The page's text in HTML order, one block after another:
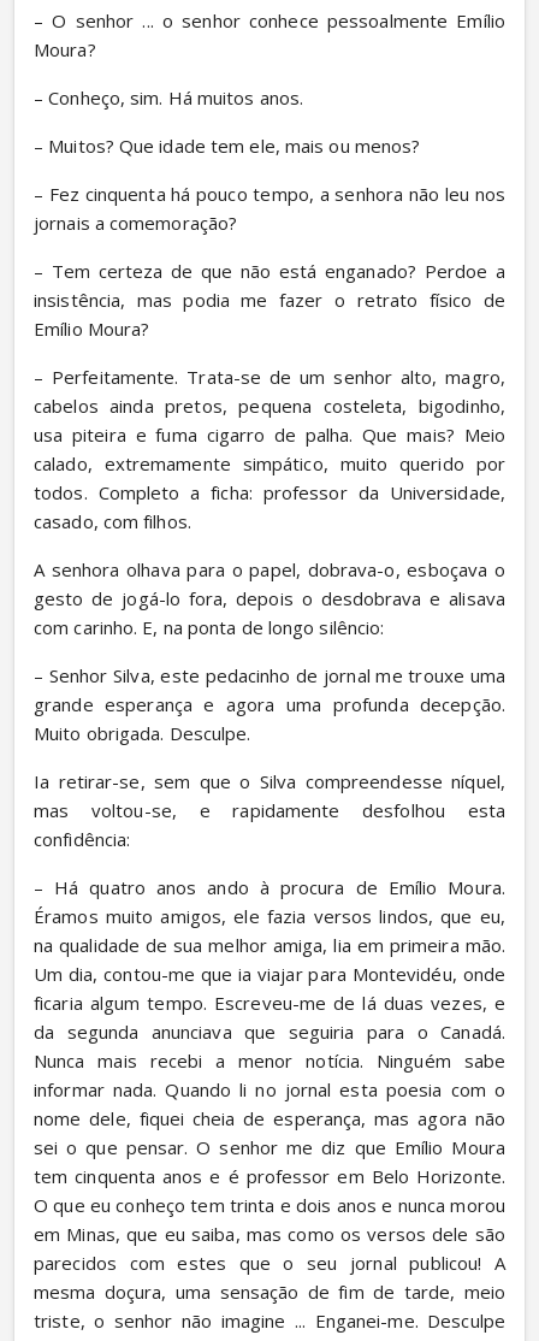
– O senhor ... o senhor conhece pessoalmente Emílio
Moura?
– Conheço, sim. Há muitos anos.
– Muitos? Que idade tem ele, mais ou menos?
– Fez cinquenta há pouco tempo, a senhora não leu nos
jornais a comemoração?
– Tem certeza de que não está enganado? Perdoe a
insistência, mas podia me fazer o retrato físico de
Emílio Moura?
– Perfeitamente. Trata-se de um senhor alto, magro,
cabelos ainda pretos, pequena costeleta, bigodinho,
usa piteira e fuma cigarro de palha. Que mais? Meio
calado, extremamente simpático, muito querido por
todos. Completo a ficha: professor da Universidade,
casado, com filhos.
A senhora olhava para o papel, dobrava-o, esboçava o
gesto de jogá-lo fora, depois o desdobrava e alisava
com carinho. E, na ponta de longo silêncio:
– Senhor Silva, este pedacinho de jornal me trouxe uma
grande esperança e agora uma profunda decepção.
Muito obrigada. Desculpe.
Ia retirar-se, sem que o Silva compreendesse níquel,
mas voltou-se, e rapidamente desfolhou esta
confidência:
– Há quatro anos ando à procura de Emílio Moura.
Éramos muito amigos, ele fazia versos lindos, que eu,
na qualidade de sua melhor amiga, lia em primeira mão.
Um dia, contou-me que ia viajar para Montevidéu, onde
ficaria algum tempo. Escreveu-me de lá duas vezes, e
da segunda anunciava que seguiria para o Canadá.
Nunca mais recebi a menor notícia. Ninguém sabe
informar nada. Quando li no jornal esta poesia com o
nome dele, fiquei cheia de esperança, mas agora não
sei o que pensar. O senhor me diz que Emílio Moura
tem cinquenta anos e é professor em Belo Horizonte.
O que eu conheço tem trinta e dois anos e nunca morou
em Minas, que eu saiba, mas como os versos dele são
parecidos com estes que o seu jornal publicou! A
mesma doçura, uma sensação de fim de tarde, meio
triste, o senhor não imagine ... Enganei-me. Desculpe